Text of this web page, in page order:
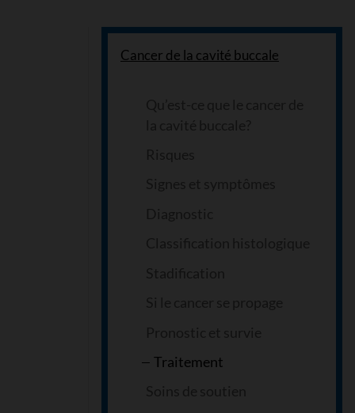
Cancer de la cavité buccale
Traitement